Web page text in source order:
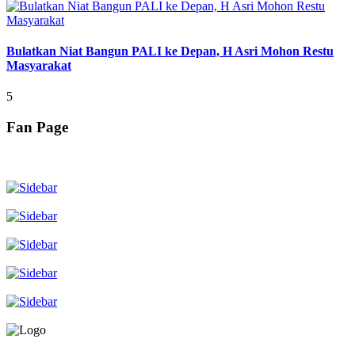
Bulatkan Niat Bangun PALI ke Depan, H Asri Mohon Restu
Masyarakat
5
Fan Page